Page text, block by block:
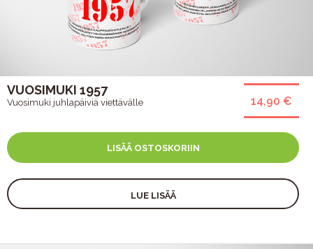
14,90 €
VUOSIMUKI 1957
Vuosimuki juhlapäiviä viettävälle
LISÄÄ OSTOSKORIIN
LUE LISÄÄ